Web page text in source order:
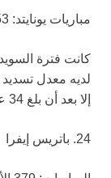
مباريات يونايتد: 53 أهداف يونايتد: 29
كانت فترة
لديه معدل تسديد
إلا بعد أن بلغ 34 عامًا.
24. باتريس إيفرا